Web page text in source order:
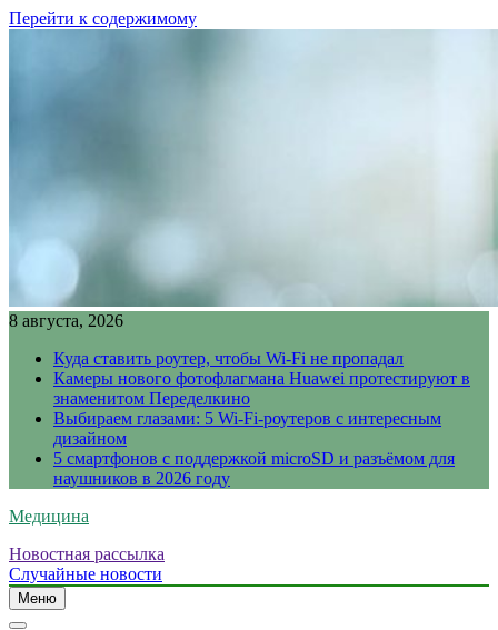
Перейти к содержимому
8 августа, 2026
Куда ставить роутер, чтобы Wi-Fi не пропадал
Камеры нового фотофлагмана Huawei протестируют в
знаменитом Переделкино
Выбираем глазами: 5 Wi-Fi-роутеров с интересным
дизайном
5 смартфонов с поддержкой microSD и разъёмом для
наушников в 2026 году
Медицина
Новостная рассылка
Случайные новости
Меню